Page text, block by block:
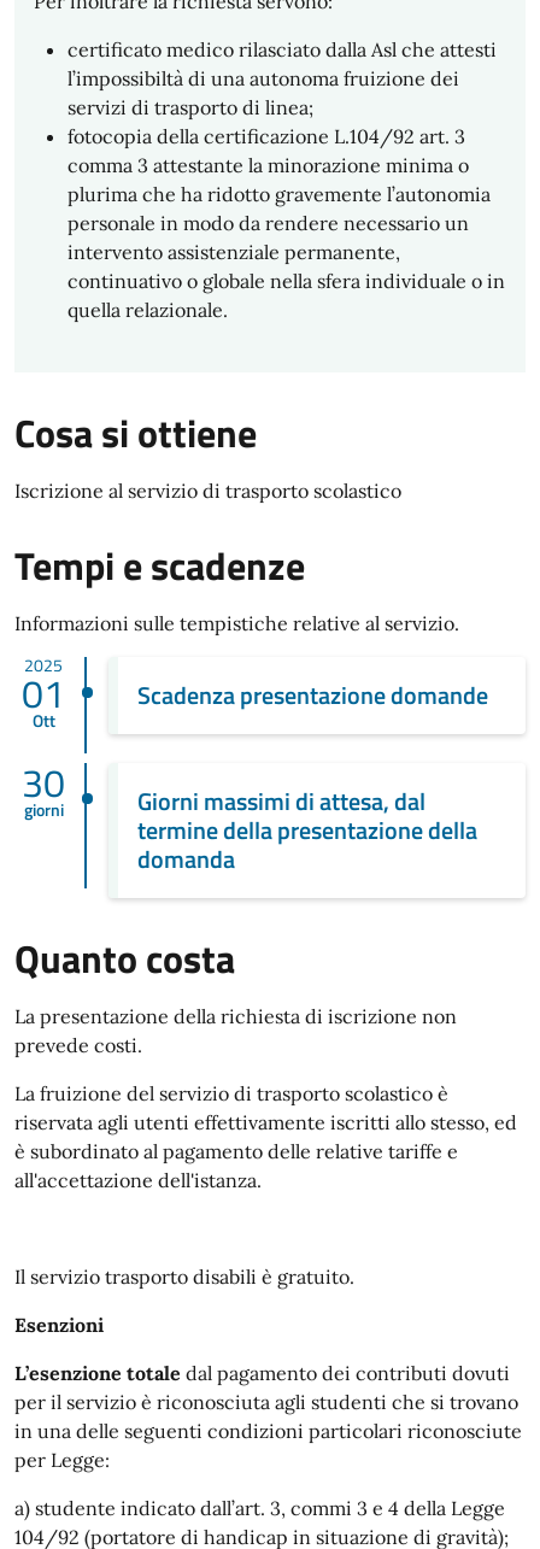
certificato medico rilasciato dalla Asl che attesti
l’impossibiltà di una autonoma fruizione dei
servizi di trasporto di linea;
fotocopia della certificazione L.104/92 art. 3
comma 3 attestante la minorazione minima o
plurima che ha ridotto gravemente l’autonomia
personale in modo da rendere necessario un
intervento assistenziale permanente,
continuativo o globale nella sfera individuale o in
quella relazionale.
Cosa si ottiene
Iscrizione al servizio di trasporto scolastico
Tempi e scadenze
Informazioni sulle tempistiche relative al servizio.
2025
01
Ott
Scadenza presentazione domande
30
giorni Giorni massimi di attesa, dal
termine della presentazione della
domanda
Quanto costa
La presentazione della richiesta di iscrizione non
prevede costi.
La fruizione del servizio di trasporto scolastico è
riservata agli utenti effettivamente iscritti allo stesso, ed
è subordinato al pagamento delle relative tariffe e
all'accettazione dell'istanza.
Il servizio trasporto disabili è gratuito.
Esenzioni
L’esenzione totale dal pagamento dei contributi dovuti
per il servizio è riconosciuta agli studenti che si trovano
in una delle seguenti condizioni particolari riconosciute
per Legge:
a) studente indicato dall’art. 3, commi 3 e 4 della Legge
104/92 (portatore di handicap in situazione di gravità);